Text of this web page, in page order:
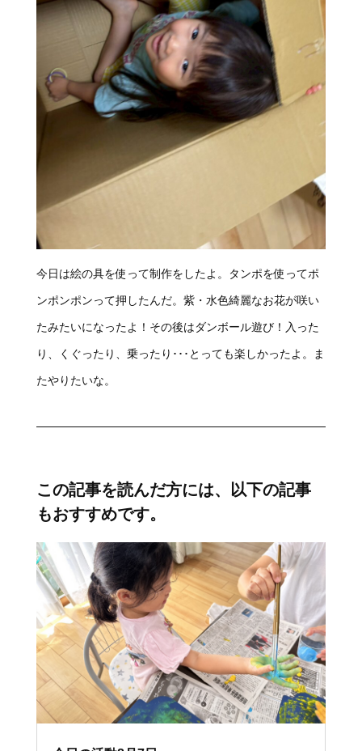
今日は絵の具を使って制作をしたよ。タンポを使ってポ
ンポンポンって押したんだ。紫・水色綺麗なお花が咲い
たみたいになったよ！その後はダンボール遊び！入った
り、くぐったり、乗ったり･･･とっても楽しかったよ。ま
たやりたいな。
この記事を読んだ方には、以下の記事
もおすすめです。